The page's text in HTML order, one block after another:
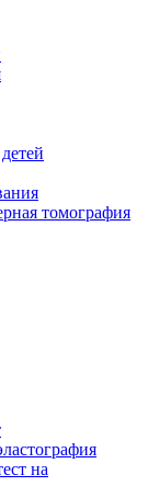
томография
на